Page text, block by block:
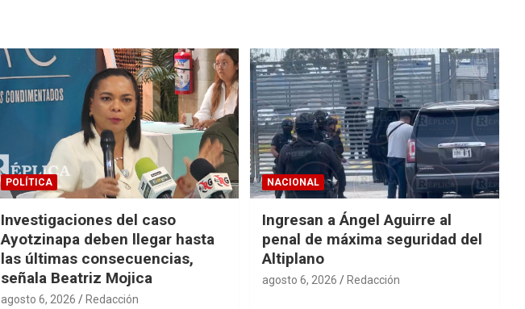
POLÍTICA
Investigaciones del caso
Ayotzinapa deben llegar hasta
las últimas consecuencias,
señala Beatriz Mojica
agosto 6, 2026 Redacción
NACIONAL
Ingresan a Ángel Aguirre al
penal de máxima seguridad del
Altiplano
agosto 6, 2026 Redacción